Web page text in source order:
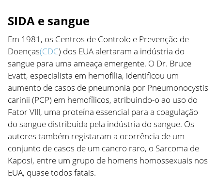
SIDA e sangue
Em 1981, os Centros de Controlo e Prevenção de
Doenças(CDC) dos EUA alertaram a indústria do
sangue para uma ameaça emergente. O Dr. Bruce
Evatt, especialista em hemofilia, identificou um
aumento de casos de pneumonia por Pneumonocystis
carinii (PCP) em hemofílicos, atribuindo-o ao uso do
Fator VIII, uma proteína essencial para a coagulação
do sangue distribuída pela indústria do sangue. Os
autores também registaram a ocorrência de um
conjunto de casos de um cancro raro, o Sarcoma de
Kaposi, entre um grupo de homens homossexuais nos
EUA, quase todos fatais.